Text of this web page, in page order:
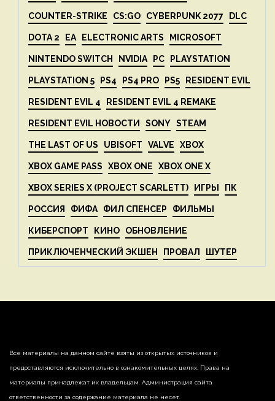
COUNTER-STRIKE CS:GO CYBERPUNK 2077 DLC
DOTA 2 EA ELECTRONIC ARTS MICROSOFT
NINTENDO SWITCH NVIDIA PC PLAYSTATION
PLAYSTATION 5 PS4 PS4 PRO PS5 RESIDENT EVIL
RESIDENT EVIL 4 RESIDENT EVIL 4 REMAKE
RESIDENT EVIL НОВОСТИ SONY STEAM
THE LAST OF US UBISOFT VALVE XBOX
XBOX GAME PASS XBOX ONE XBOX ONE X
XBOX SERIES X (PROJECT SCARLETT) ИГРЫ ПК
РОССИЯ ФИФА ФИЛ СПЕНСЕР ФИЛЬМЫ
КИБЕРСПОРТ КИНО ОБНОВЛЕНИЕ
ПРИКЛЮЧЕНЧЕСКИЙ ЭКШЕН ПРОВАЛ ШУТЕР
Все материалы на данном сайте взяты из открытых источников и
предоставляются исключительно в ознакомительных целях. Права на
материалы принадлежат их владельцам. Администрация сайта
ответственности за содержание материала не несет.